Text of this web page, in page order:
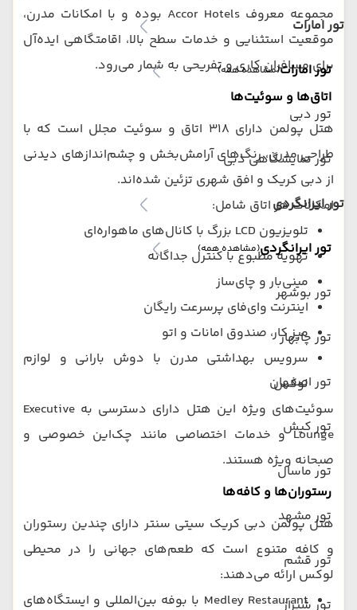
تور امارات
تور امارات(مشاهده همه)
تور دبی
تور نمایشگاهی دبی
تور ایرانگردی
تور ایرانگردی(مشاهده همه)
تور بوشهر
تور چابهار
تور اصفهان
تور کیش
تور ماسال
تور مشهد
تور قشم
تور شیراز
مجموعه معروف Accor Hotels بوده و با امکانات مدرن،
موقعیت استثنایی و خدمات سطح بالا، اقامتگاهی ایده‌آل
برای مسافران کاری و تفریحی به شمار می‌رود.
اتاق‌ها و سوئیت‌ها
هتل پولمن دارای ۳۱۸ اتاق و سوئیت مجلل است که با
طراحی مدرن، رنگ‌های آرامش‌بخش و چشم‌اندازهای دیدنی
از دبی کریک و افق شهری تزئین شده‌اند.
امکانات هر اتاق شامل:
تلویزیون LCD بزرگ با کانال‌های ماهواره‌ای
تهویه مطبوع با کنترل جداگانه
مینی‌بار و چای‌ساز
اینترنت وای‌فای پرسرعت رایگان
میز کار، صندوق امانات و اتو
سرویس بهداشتی مدرن با دوش بارانی و لوازم
لوکس
سوئیت‌های ویژه این هتل دارای دسترسی به Executive
Lounge و خدمات اختصاصی مانند چک‌این خصوصی و
صبحانه ویژه هستند.
رستوران‌ها و کافه‌ها
هتل پولمن دبی کریک سیتی سنتر دارای چندین رستوران
و کافه متنوع است که طعم‌های جهانی را در محیطی
لوکس ارائه می‌دهند:
Medley Restaurant با بوفه بین‌المللی و ایستگاه‌های